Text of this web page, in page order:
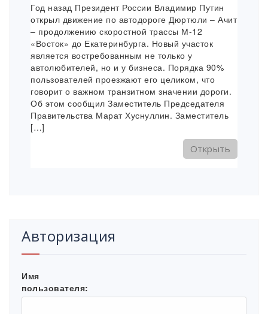
Год назад Президент России Владимир Путин
открыл движение по автодороге Дюртюли – Ачит
– продолжению скоростной трассы М-12
«Восток» до Екатеринбурга. Новый участок
является востребованным не только у
автолюбителей, но и у бизнеса. Порядка 90%
пользователей проезжают его целиком, что
говорит о важном транзитном значении дороги.
Об этом сообщил Заместитель Председателя
Правительства Марат Хуснуллин. Заместитель
[…]
Открыть
Авторизация
Имя
пользователя: